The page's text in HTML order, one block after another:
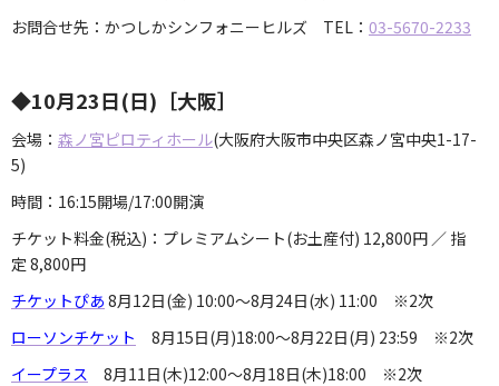
お問合せ先：かつしかシンフォニーヒルズ TEL： 03-5670-2233
◆10月23日(日)［大阪］
会場： 森ノ宮ピロティホール​(大阪府大阪市中央区森ノ宮中央1-17-
5)
時間：16:15開場/17:00開演
チケット料金(税込)：プレミアムシート(お土産付) 12,800円 ／ 指
定 8,800円
チケットぴあ 8月12日(金) 10:00～8月24日(水) 11:00 ※2次
ローソンチケット 8月15日(月)18:00～8月22日(月) 23:59 ※2次
イープラス 8月11日(木)12:00～8月18日(木)18:00 ※2次